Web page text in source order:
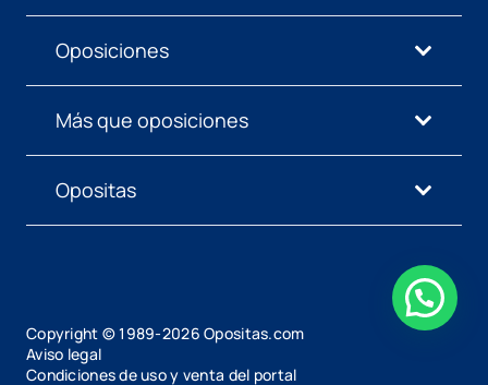
Oposiciones
Más que oposiciones
Opositas
Copyright © 1989-2026 Opositas.com
Aviso legal
Condiciones de uso y venta del portal